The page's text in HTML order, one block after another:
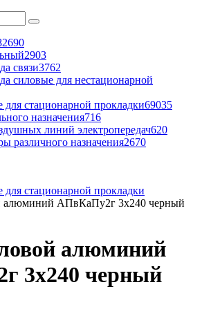
2903
связи3762
силовые для нестационарной
для стационарной прокладки69035
назначения716
линий электропередач620
различного назначения2670
для стационарной прокладки
алюминий АПвКаПу2г 3x240 черный
алюминий
3x240 черный